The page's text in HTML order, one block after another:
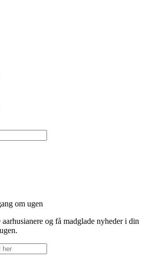
om ugen
og få madglade nyheder i din